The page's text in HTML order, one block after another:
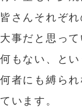
皆さんそれぞ
大事だと思って
何もない、と
何者にも縛ら
ています。